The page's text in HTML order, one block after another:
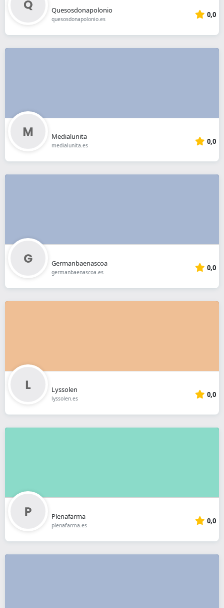
Quesosdonapolonio
quesosdonapolonio.es 0,0
Medialunita
medialunita.es 0,0
Germanbaenascoa
germanbaenascoa.es 0,0
Lyssolen
lyssolen.es 0,0
Plenafarma
plenafarma.es 0,0